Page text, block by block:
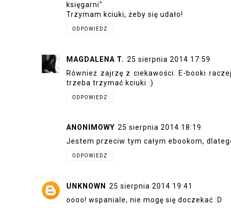
księgarni"
Trzymam kciuki, żeby się udało!
ODPOWIEDZ
MAGDALENA T. 25 sierpnia 2014 17:59
Również zajrzę z ciekawości. E-booki
trzeba trzymać kciuki :)
ODPOWIEDZ
ANONIMOWY 25 sierpnia 2014 18:19
Jestem przeciw tym całym ebookom,
ODPOWIEDZ
UNKNOWN
25 sierpnia 2014 19:41
oooo! wspaniale, nie mogę się doczekać :D